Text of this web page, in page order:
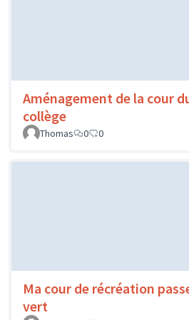
Aménagement de la cour
collège
Thomas
0 0
Ma cour de récréation
vert